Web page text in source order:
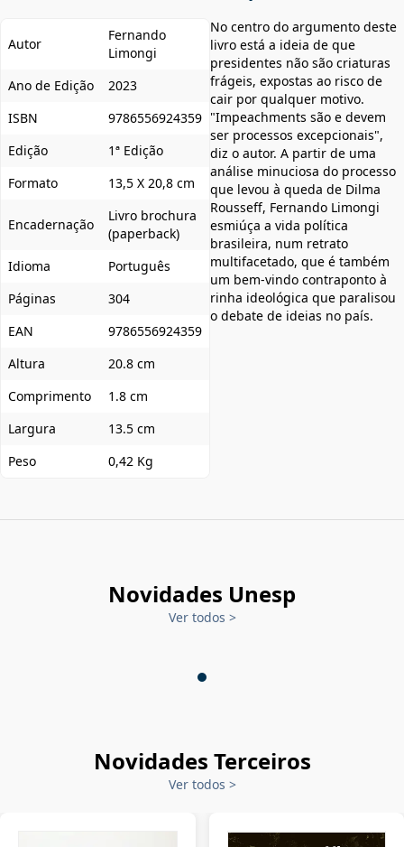
Autor
Fernando
Limongi
Ano de Edição
2023
ISBN
9786556924359
Edição
1ª Edição
Formato
13,5 X 20,8 cm
Encadernação
Livro brochura
(paperback)
Idioma
Português
Páginas
304
EAN
9786556924359
Altura
20.8 cm
Comprimento
1.8 cm
Largura
13.5 cm
Peso
0,42 Kg
No centro do argumento deste
livro está a ideia de que
presidentes não são criaturas
frágeis, expostas ao risco de
cair por qualquer motivo.
"Impeachments são e devem
ser processos excepcionais",
diz o autor. A partir de uma
análise minuciosa do processo
que levou à queda de Dilma
Rousseff, Fernando Limongi
esmiúça a vida política
brasileira, num retrato
multifacetado, que é também
um bem-vindo contraponto à
rinha ideológica que paralisou
o debate de ideias no país.
Novidades Unesp
Ver todos >
Novidades Terceiros
Ver todos >